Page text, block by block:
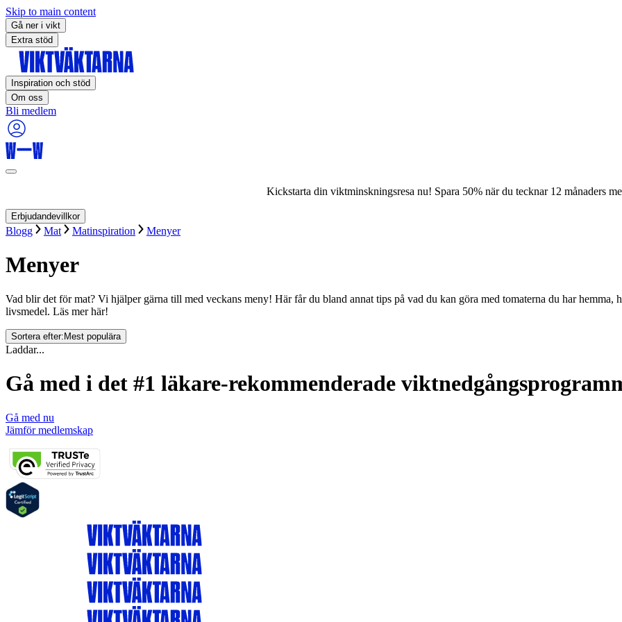
Skip to main content
Gå ner i vikt
Extra stöd
Inspiration och stöd
Om oss
Bli medlem
Kickstarta din viktminskningsresa nu! Spara 50% när du tecknar 12 månaders
Erbjudandevillkor
Blogg Mat Matinspiration Menyer
Menyer
Vad blir det för mat? Vi hjälper gärna till med veckans meny! Här får du bland annat tips på vad du kan göra med tomaterna du har hemma,
livsmedel. Läs mer här!
Sortera efter: Mest populära
Laddar...
Gå med i det #1 läkare-rekommenderade
Gå med nu
Jämför medlemskap